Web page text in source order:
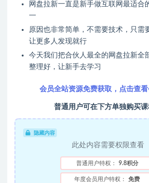
网盘拉新一直是新手做互联网最适合
一
原因也非常简单，不需要技术，只需
让更多人发现就行
今天我们把合伙人最全的网盘拉新全
整理好，让新手去学习
会员全站资源免费获取，点击查
普通用户可在下方单独购买课
隐藏内容
此处内容需要权限查看
普通用户特权： 9.8积分
年度会员用户特权： 免费